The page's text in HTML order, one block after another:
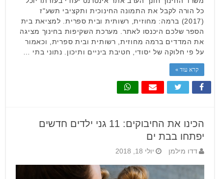
כל הורה לקבל את התמונה החינוכית ותקציבי תשע"ז
(2017) ברמה: מחוזית, רשותית ובית ספרית. למציאת בית
הספר שלכם היכנסו לאתר. מערכת השקיפות בחינוך מציגה
את המדדים ברמה מחוזית, רשותית ובית ספרית, וכאמור
על פי חלוקה של יסודי, חטיבת ביניים ותיכון. נתוני בתי …
קרא עוד »
הכינו את החיבוקים: 11 גני ילדים חדשים
יפתחו בבת ים
דדו מילמן יולי 18, 2018